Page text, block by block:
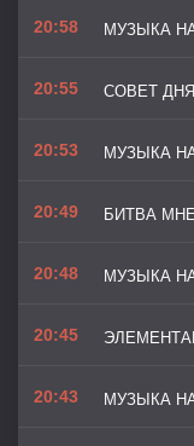
20:58
20:55
20:53
20:49
20:48
20:45
20:43